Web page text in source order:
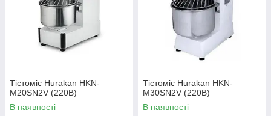
Тістоміс Hurakan HKN-
M20SN2V (220В)
В наявності
Тістоміс Hurakan HKN-
M30SN2V (220В)
В наявності